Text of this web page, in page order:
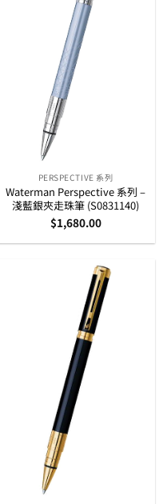
PERSPECTIVE 系列
Waterman Perspective 系列 –
淺藍銀夾走珠筆 (S0831140)
$1,680.00